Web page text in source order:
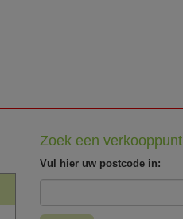
Zoek een verkooppunt
Vul hier uw postcode in: